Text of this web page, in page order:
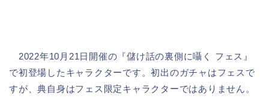
2022年10月21日開催の『儲け話の裏側に囁く フェス』
で初登場したキャラクターです。初出のガチャはフェスで
すが、典自身はフェス限定キャラクターではありません。